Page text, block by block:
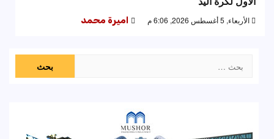
الأربعاء, 5 أغسطس 2026, 6:06 م اميرة محمد
عن: